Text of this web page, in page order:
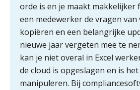
orde is en je maakt makkelijker
een medewerker de vragen
kopiëren en een belangrijke
nieuwe jaar vergeten mee te
kan je niet overal in Excel
de cloud is opgeslagen en is
manipuleren. Bij
Waarom jouw
antwoordt via
iXBRL
het, en waar